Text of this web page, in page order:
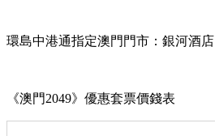
環島中港通指定澳門門市：銀河酒店
《澳門2049》優惠套票價錢表